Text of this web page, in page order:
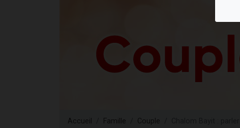
2 personnes
13 personnes
30
Il reste 49
12 nouvelles
29 personnes
Accueil Famille Couple